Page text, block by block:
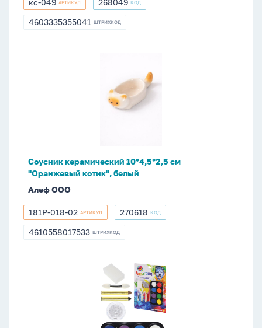
кс-049
кс-049 АРТИКУЛ 268049
268049 КОД
4603335355041
4603335355041 ШТРИХКОД
Соусник керамический 10*4,5*2,5 см
"Оранжевый котик", белый
Алеф ООО
181P-
018-
181P-018-02 АРТИКУЛ 270618
270618 КОД
4610558017533
4610558017533 ШТРИХКОД